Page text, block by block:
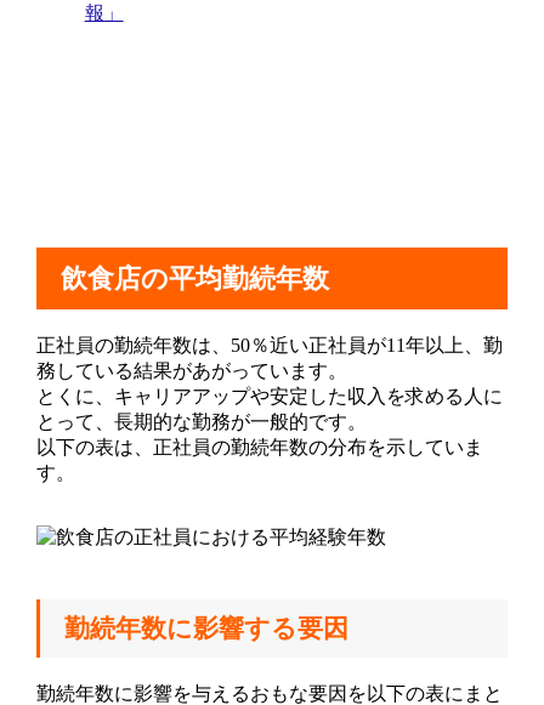
報」
飲食店の平均勤続年数
正社員の勤続年数は、50％近い正社員が11年以上、勤
務している結果があがっています。
とくに、キャリアアップや安定した収入を求める人に
とって、長期的な勤務が一般的です。
以下の表は、正社員の勤続年数の分布を示していま
す。
勤続年数に影響する要因
勤続年数に影響を与えるおもな要因を以下の表にまと